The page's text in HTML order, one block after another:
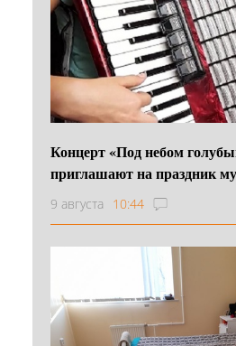
Концерт «Под небом
приглашают на праздник
9 августа 10:44